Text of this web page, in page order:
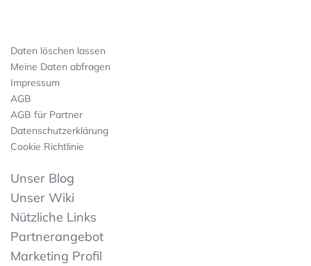
Daten löschen lassen
Meine Daten abfragen
Impressum
AGB
AGB für Partner
Datenschutzerklärung
Cookie Richtlinie
Unser Blog
Unser Wiki
Nützliche Links
Partnerangebot
Marketing Profil